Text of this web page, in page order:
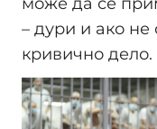
– дури и ако не
кривично дело.